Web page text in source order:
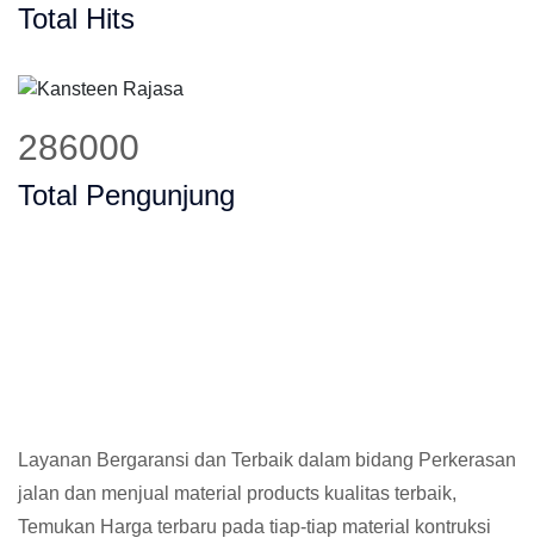
Total Hits
359667
Total Pengunjung
Layanan Bergaransi dan Terbaik dalam bidang Perkerasan
jalan dan menjual material products kualitas terbaik,
Temukan Harga terbaru pada tiap-tiap material kontruksi